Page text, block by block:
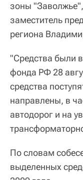
зоны
заместитель
региона
"Средства были
фонда РФ 28
средства
направлены, в
автодорог и на
По словам
выделенных